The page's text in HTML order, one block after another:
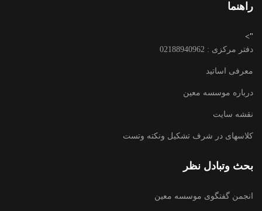
راهنما
">
دفتر مرکزی : 02188940962
معرفی اساتید
درباره موسسه معین
نقشه سایت
کلاسهای در شرف تشکیل ونکته وتست
بحث وتبادل نظر
انجمن گفتگوی موسسه معین